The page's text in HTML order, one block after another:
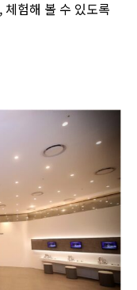
험해 볼 수 있도록